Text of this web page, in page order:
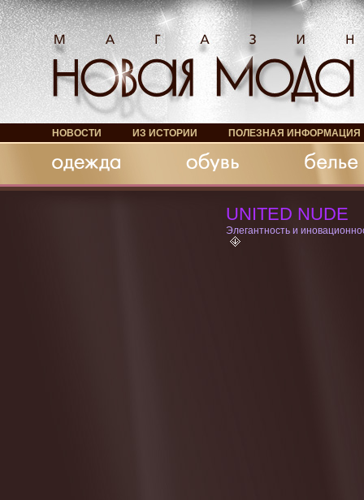
НОВОСТИ ИЗ ИСТОРИИ ПОЛЕЗНАЯ ИНФОРМАЦИЯ
Аксессуары
UNITED NUDE
Элегантность и